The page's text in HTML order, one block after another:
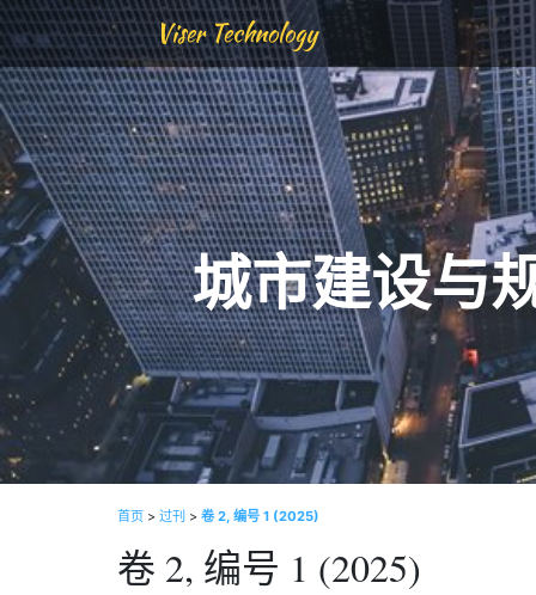
Viser Technology
城市建设与
首页 > 过刊 > 卷 2, 编号 1 (2025)
卷 2, 编号 1 (2025)